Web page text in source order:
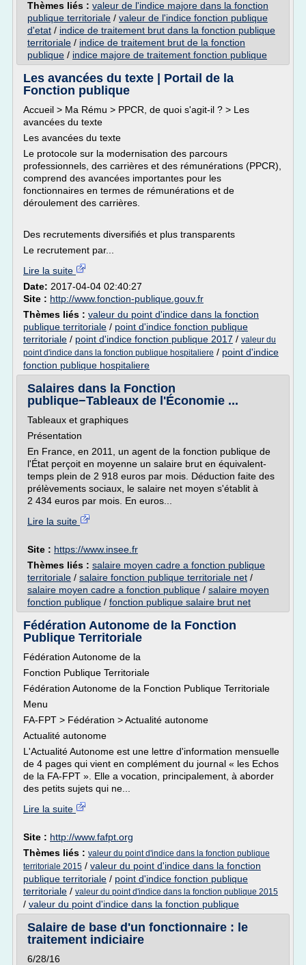
Thèmes liés : valeur de l'indice majore dans la fonction
publique territoriale / valeur de l'indice fonction publique
d'etat / indice de traitement brut dans la fonction publique
territoriale / indice de traitement brut de la fonction
publique / indice majore de traitement fonction publique
Les avancées du texte | Portail de la
Fonction publique
Accueil > Ma Rému > PPCR, de quoi s'agit-il ? > Les
avancées du texte
Les avancées du texte
Le protocole sur la modernisation des parcours
professionnels, des carrières et des rémunérations (PPCR),
comprend des avancées importantes pour les
fonctionnaires en termes de rémunérations et de
déroulement des carrières.
Des recrutements diversifiés et plus transparents
Le recrutement par...
Lire la suite
Date: 2017-04-04 02:40:27
Site : http://www.fonction-publique.gouv.fr
Thèmes liés : valeur du point d'indice dans la fonction
publique territoriale / point d'indice fonction publique
territoriale / point d'indice fonction publique 2017 / valeur du
point d'indice dans la fonction publique hospitaliere / point d'indice
fonction publique hospitaliere
Salaires dans la Fonction
publique−Tableaux de l'Économie ...
Tableaux et graphiques
Présentation
En France, en 2011, un agent de la fonction publique de
l'État perçoit en moyenne un salaire brut en équivalent-
temps plein de 2 918 euros par mois. Déduction faite des
prélèvements sociaux, le salaire net moyen s'établit à
2 434 euros par mois. En euros...
Lire la suite
Site : https://www.insee.fr
Thèmes liés : salaire moyen cadre a fonction publique
territoriale / salaire fonction publique territoriale net /
salaire moyen cadre a fonction publique / salaire moyen
fonction publique / fonction publique salaire brut net
Fédération Autonome de la Fonction
Publique Territoriale
Fédération Autonome de la
Fonction Publique Territoriale
Fédération Autonome de la Fonction Publique Territoriale
Menu
FA-FPT > Fédération > Actualité autonome
Actualité autonome
L'Actualité Autonome est une lettre d'information mensuelle
de 4 pages qui vient en complément du journal « les Echos
de la FA-FPT ». Elle a vocation, principalement, à aborder
des petits sujets qui ne...
Lire la suite
Site : http://www.fafpt.org
Thèmes liés : valeur du point d'indice dans la fonction publique
territoriale 2015 / valeur du point d'indice dans la fonction
publique territoriale / point d'indice fonction publique
territoriale / valeur du point d'indice dans la fonction publique 2015
/ valeur du point d'indice dans la fonction publique
Salaire de base d'un fonctionnaire : le
traitement indiciaire
6/28/16